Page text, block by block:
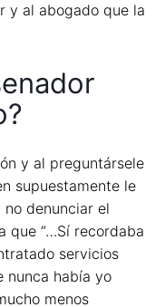
y al abogado que la
y al preguntársele
supuestamente le
denunciar el
que “…Sí recordaba
servicios
nunca había yo
menos